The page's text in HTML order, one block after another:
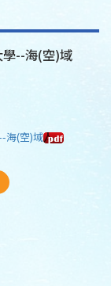
--海(空)域
海(空)域